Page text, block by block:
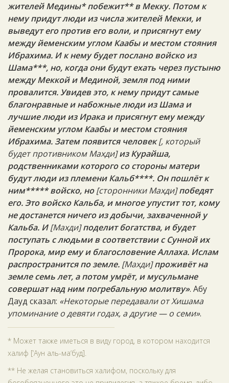
жителей Медины* побежит** в Мекку. Потом к
нему придут люди из числа жителей Мекки, и
выведут его против его воли, и присягнут ему
между йеменским углом Каабы и местом стояния
Ибрахима. И к нему будет послано войско из
Шама***, но, когда они будут ехать через пустыню
между Меккой и Мединой, земля под ними
провалится. Увидев это, к нему придут самые
благонравные и набожные люди из Шама и
лучшие люди из Ирака и присягнут ему между
йеменским углом Каабы и местом стояния
Ибрахима. Затем появится человек[, который
будет противником Махди]из Курайша,
родственниками которого со стороны матери
будут люди из племени Кальб****. Он пошлёт к
ним***** войско, но[сторонники Махди]победят
его. Это войско Кальба, и многое упустит тот, кому
не достанется ничего из добычи, захваченной у
Кальба. И[Махди]поделит богатства, и будет
поступать с людьми в соответствии с Сунной их
Пророка, мир ему и благословение Аллаха. Ислам
распространится по земле. [Махди]проживёт на
земле семь лет, а потом умрёт, и мусульмане
совершат над ним погребальную молитву». Абу
Дауд сказал: «Некоторые передавали от Хишама
упоминание о девяти годах, а другие — о семи».
* Может также иметься в виду город, в котором находится
халиф [‘Аун аль-ма‘буд].
** Не желая становиться халифом, поскольку для